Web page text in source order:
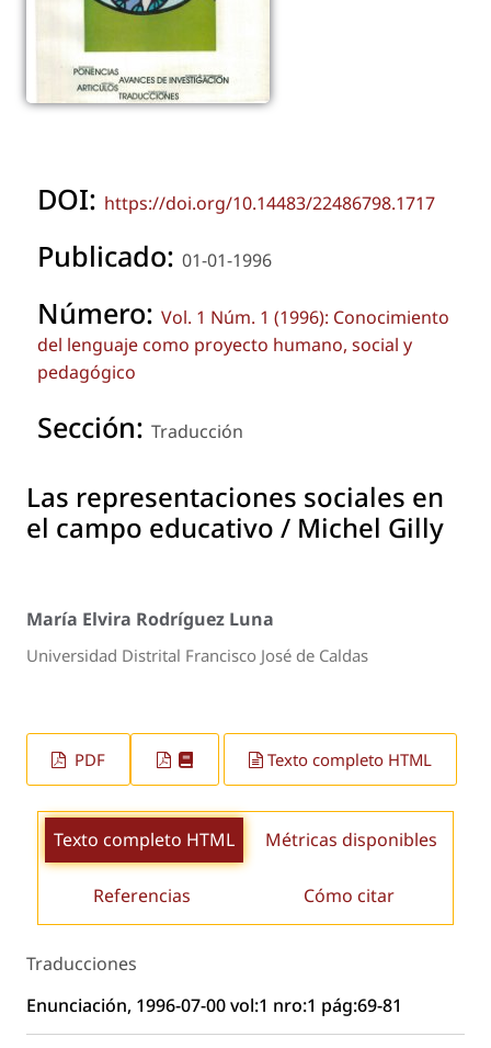
DOI: https://doi.org/10.14483/22486798.1717
Publicado: 01-01-1996
Número: Vol. 1 Núm. 1 (1996): Conocimiento
del lenguaje como proyecto humano, social y
pedagógico
Sección: Traducción
Las representaciones sociales en
el campo educativo / Michel Gilly
María Elvira Rodríguez Luna
Universidad Distrital Francisco José de Caldas
PDF Texto completo HTML
Texto completo HTML Métricas disponibles
Referencias Cómo citar
Traducciones
Enunciación, 1996-07-00 vol:1 nro:1 pág:69-81